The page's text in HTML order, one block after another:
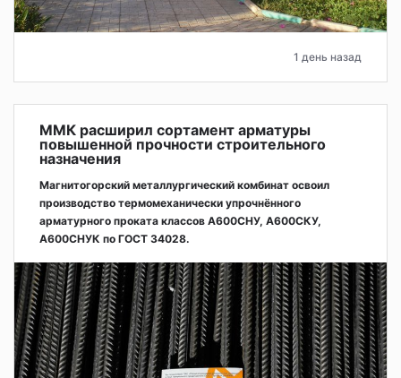
1 день назад
ММК расширил сортамент арматуры
повышенной прочности строительного
назначения
Магнитогорский металлургический комбинат освоил
производство термомеханически упрочнённого
арматурного проката классов А600СНУ, А600СКУ,
А600СНУК по ГОСТ 34028.